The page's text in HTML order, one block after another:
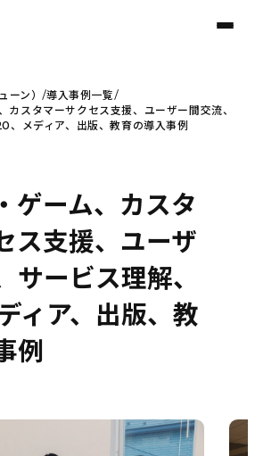
いて
ン）
導入事例一覧
カスタマーサクセス支援、ユーザー間交流、
、メディア、出版、教育の導入事例
ゲーム、カスタ
ス支援、ユーザ
サービス理解、
ィア、出版、教
例